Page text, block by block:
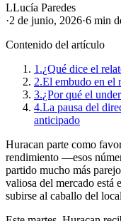
LLucía Paredes
·2 de junio, 2026·6 min
Contenido del artículo
1.¿Qué dice el
2.El embudo en el
3.¿Por qué el
4.La pausa del
anticipado
Huracan parte como
rendimiento —esos
partido mucho más
valiosa del mercado está
subirse al caballo del